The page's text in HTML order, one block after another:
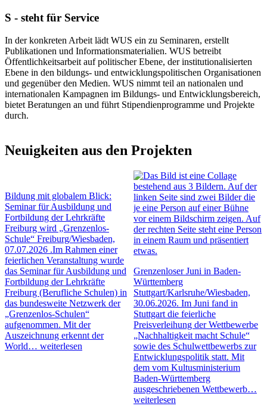
S - steht für Service
In der konkreten Arbeit lädt WUS ein zu Seminaren, erstellt
Publikationen und Informationsmaterialien. WUS betreibt
Öffentlichkeitsarbeit auf politischer Ebene, der institutionalisierten
Ebene in den bildungs- und entwicklungspolitischen Organisationen
und gegenüber den Medien. WUS nimmt teil an nationalen und
internationalen Kampagnen im Bildungs- und Entwicklungsbereich,
bietet Beratungen an und führt Stipendienprogramme und Projekte
durch.
Neuigkeiten aus den Projekten
Bildung mit globalem Blick:
Seminar für Ausbildung und
Fortbildung der Lehrkräfte
Freiburg wird „Grenzenlos-
Schule“ Freiburg/Wiesbaden,
07.07.2026 .Im Rahmen einer
feierlichen Veranstaltung wurde
das Seminar für Ausbildung und
Fortbildung der Lehrkräfte
Freiburg (Berufliche Schulen) in
das bundesweite Netzwerk der
„Grenzenlos-Schulen“
aufgenommen. Mit der
Auszeichnung erkennt der
World… weiterlesen
Grenzenloser Juni in Baden-
Württemberg
Stuttgart/Karlsruhe/Wiesbaden,
30.06.2026. Im Juni fand in
Stuttgart die feierliche
Preisverleihung der Wettbewerbe
„Nachhaltigkeit macht Schule“
sowie des Schulwettbewerbs zur
Entwicklungspolitik statt. Mit
dem vom Kultusministerium
Baden-Württemberg
ausgeschriebenen Wettbewerb…
weiterlesen